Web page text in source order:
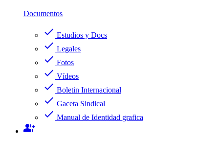
Documentos
check Estudios y Docs
check Legales
check Fotos
check Vídeos
check Boletin Internacional
check Gaceta Sindical
check Manual de Identidad grafica
group_add